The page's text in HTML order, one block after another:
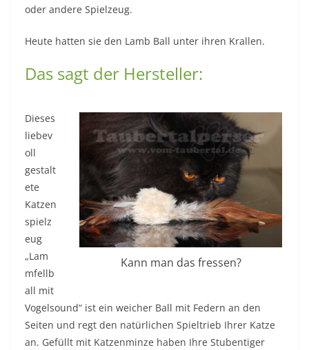
oder andere Spielzeug.
Heute hatten sie den Lamb Ball unter ihren Krallen.
Das sagt der Hersteller:
Kann man das fressen?
Dieses
liebev
oll
gestalt
ete
Katzen
spielz
eug
„Lam
mfellb
all mit
Vogelsound“ ist ein weicher Ball mit Federn an den
Seiten und regt den natürlichen Spieltrieb Ihrer Katze
an. Gefüllt mit Katzenminze haben Ihre Stubentiger